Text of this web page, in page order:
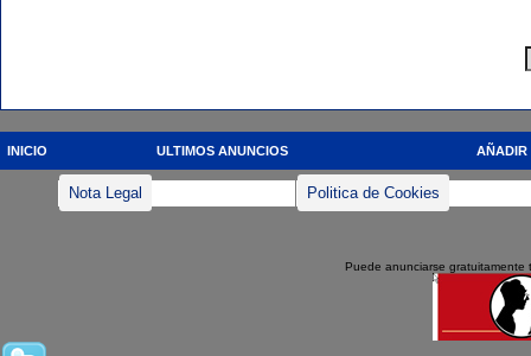
INICIO ULTIMOS ANUNCIOS AÑADIR
Nota Legal Politica de Cookies
Puede anunciarse